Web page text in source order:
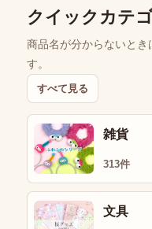
クイックカテ
商品名が分からないとき
す。
すべて見る
雑貨
313件
文具